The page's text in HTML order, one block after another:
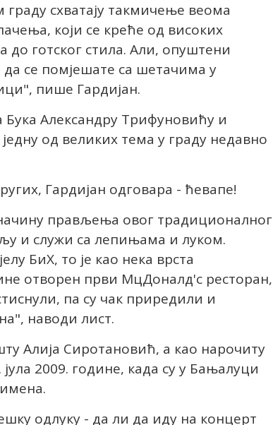
схватају такмичење веома
који се креће од високих
готског стила. Али, опуштени
да се помјешате са шетачима у
пише Гардијан.
Александру Трифуновићу и
од великих тема у граду недавно
Гардијан одговара - ћевапе!
прављења овог традиционалног
и служи са лепињама и луком.
БиХ, то је као нека врста
отворен први МцДоналд'с ресторан,
па су чак приредили и
наводи лист.
Алија Сиротановић, а као нарочиту
2009. године, када су у Бањалуци
одлуку - да ли да иду на концерт